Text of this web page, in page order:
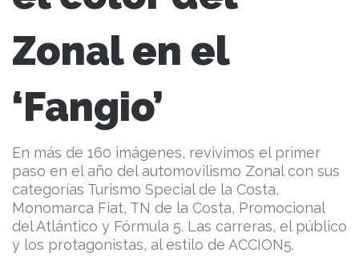
Zonal en el
‘Fangio’
En más de 160 imágenes, revivimos el primer
paso en el año del automovilismo Zonal con sus
categorías Turismo Special de la Costa,
Monomarca Fiat, TN de la Costa, Promocional
del Atlántico y Fórmula 5. Las carreras, el público
y los protagonistas, al estilo de ACCION5.